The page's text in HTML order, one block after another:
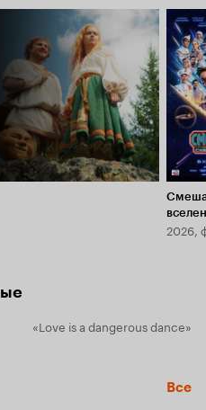
2026,
«Love is a dangerous dance»
Все